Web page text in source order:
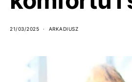
21/03/2025 ARKADIUSZ